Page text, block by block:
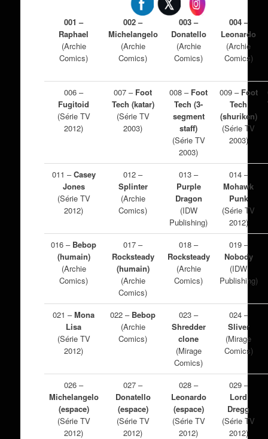
001 –
Raphael
(Archie
Comics)
002 –
Michelangelo
(Archie
Comics)
003 –
Donatello
(Archie
Comics)
004 –
Leonardo
(Archie
Comics)
006 –
Fugitoid
(Série TV
2012)
007 – Foot
Tech (katar)
(Série TV
2003)
008 – Foot
Tech (3-
segment
staff)
(Série TV
2003)
009 – Foot
Tech
(shuriken)
(Série TV
2003)
011 –Casey
Jones
(Série TV
2012)
012 –
Splinter
(Archie
Comics)
013 –
Purple
Dragon
(IDW
Publishing)
014 –
Mohawk
Punk
(Série TV
2012)
016 – Bebop
(humain)
(Archie
Comics)
017 –
Rocksteady
(humain)
(Archie
Comics)
018 –
Rocksteady
(Archie
Comics)
019 –
Nobody
(IDW
Publishing)
021 –Mona
Lisa
(Série TV
2012)
022 – Bebop
(Archie
Comics)
023 –
Shredder
clone
(Mirage
Comics)
024 –
Sliver
(Mirage
Comics)
026 –
Michelangelo
(espace)
(Série TV
2012)
027 –
Donatello
(espace)
(Série TV
2012)
028 –
Leonardo
(espace)
(Série TV
2012)
029 –
Lord
Dregg
(Série TV
2012)